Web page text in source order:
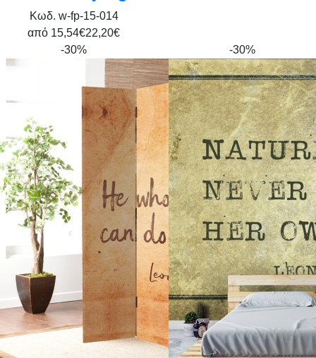
Κωδ. w-fp-15-014
από 15,54€22,20€
-30%
-30%